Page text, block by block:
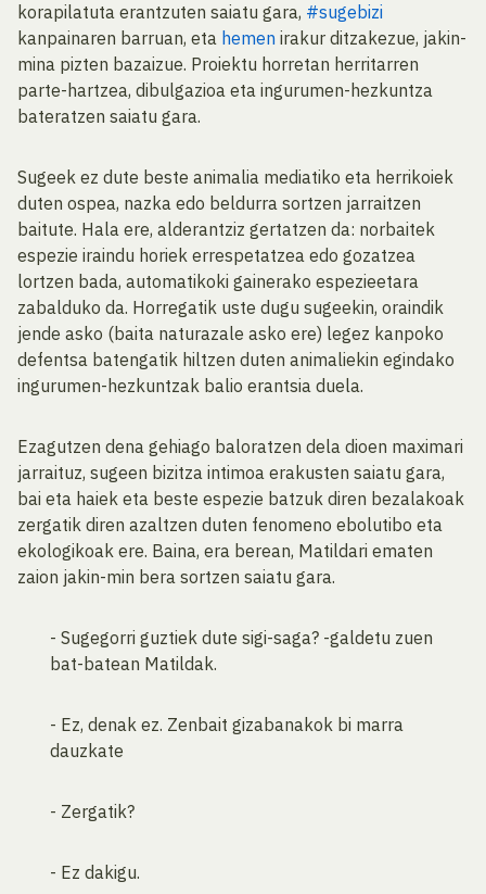
korapilatuta erantzuten saiatu gara, #sugebizi
kanpainaren barruan, eta hemen irakur ditzakezue, jakin-
mina pizten bazaizue. Proiektu horretan herritarren
parte-hartzea, dibulgazioa eta ingurumen-hezkuntza
bateratzen saiatu gara.
Sugeek ez dute beste animalia mediatiko eta herrikoiek
duten ospea, nazka edo beldurra sortzen jarraitzen
baitute. Hala ere, alderantziz gertatzen da: norbaitek
espezie iraindu horiek errespetatzea edo gozatzea
lortzen bada, automatikoki gainerako espezieetara
zabalduko da. Horregatik uste dugu sugeekin, oraindik
jende asko (baita naturazale asko ere) legez kanpoko
defentsa batengatik hiltzen duten animaliekin egindako
ingurumen-hezkuntzak balio erantsia duela.
Ezagutzen dena gehiago baloratzen dela dioen maximari
jarraituz, sugeen bizitza intimoa erakusten saiatu gara,
bai eta haiek eta beste espezie batzuk diren bezalakoak
zergatik diren azaltzen duten fenomeno ebolutibo eta
ekologikoak ere. Baina, era berean, Matildari ematen
zaion jakin-min bera sortzen saiatu gara.
- Sugegorri guztiek dute sigi-saga? -galdetu zuen
bat-batean Matildak.
- Ez, denak ez. Zenbait gizabanakok bi marra
dauzkate
- Zergatik?
- Ez dakigu.